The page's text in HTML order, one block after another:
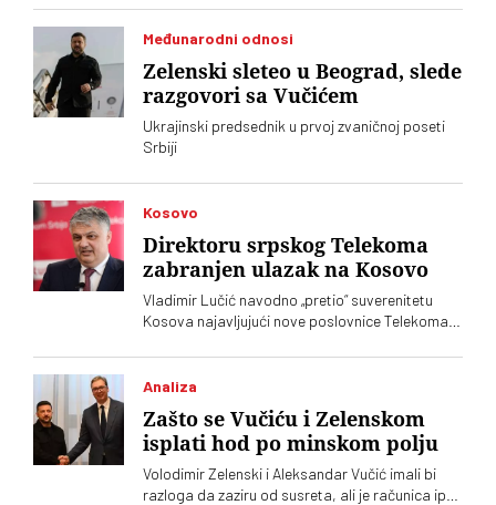
Ukrajine Volodimira Zelenskog
Međunarodni odnosi
Zelenski sleteo u Beograd, slede
razgovori sa Vučićem
Ukrajinski predsednik u prvoj zvaničnoj poseti
Srbiji
Kosovo
Direktoru srpskog Telekoma
zabranjen ulazak na Kosovo
Vladimir Lučić navodno „pretio“ suverenitetu
Kosova najavljujući nove poslovnice Telekoma
Analiza
Zašto se Vučiću i Zelenskom
isplati hod po minskom polju
Volodimir Zelenski i Aleksandar Vučić imali bi
razloga da zaziru od susreta, ali je računica ipak